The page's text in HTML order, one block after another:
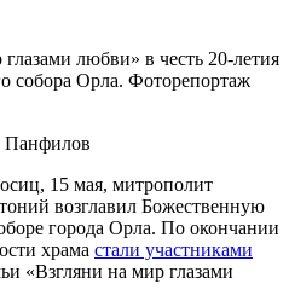
Панфилов
15 мая, митрополит
возглавил Божественную
города Орла. По окончании
храма стали участниками
«Взгляни на мир глазами